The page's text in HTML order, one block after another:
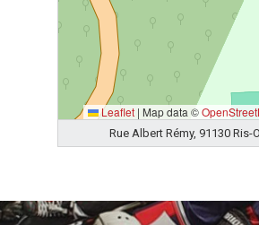
Leaflet | Map data ©
Rue Albert Rémy, 91130 Ris-